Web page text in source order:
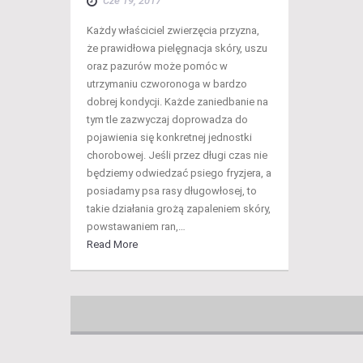
Każdy właściciel zwierzęcia przyzna,
że prawidłowa pielęgnacja skóry, uszu
oraz pazurów może pomóc w
utrzymaniu czworonoga w bardzo
dobrej kondycji. Każde zaniedbanie na
tym tle zazwyczaj doprowadza do
pojawienia się konkretnej jednostki
chorobowej. Jeśli przez długi czas nie
będziemy odwiedzać psiego fryzjera, a
posiadamy psa rasy długowłosej, to
takie działania grożą zapaleniem skóry,
powstawaniem ran,…
Read More